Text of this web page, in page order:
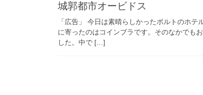
城郭都市オービドス
「広告」 今日は素晴らしかったポルトのホ
に寄ったのはコインブラです。そのなかでも
した。中で […]